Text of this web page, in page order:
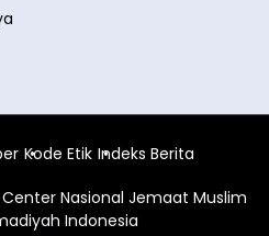
Kode Etik Indeks Berita
Nasional Jemaat Muslim
Indonesia